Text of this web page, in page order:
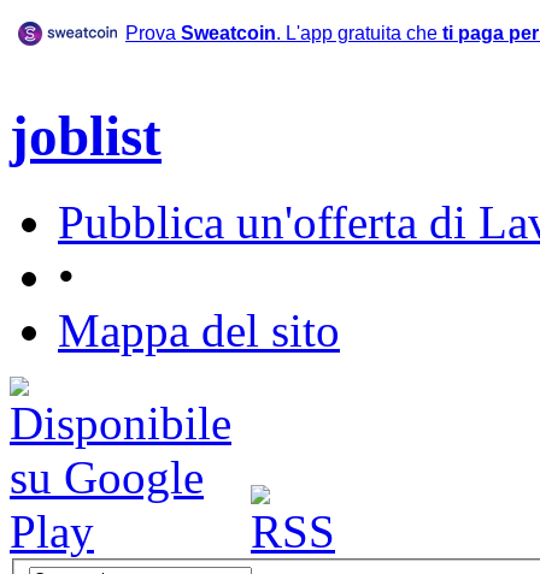
Prova Sweatcoin. L'app gratuita che ti paga
joblist
Pubblica un'offerta di
•
Mappa del sito